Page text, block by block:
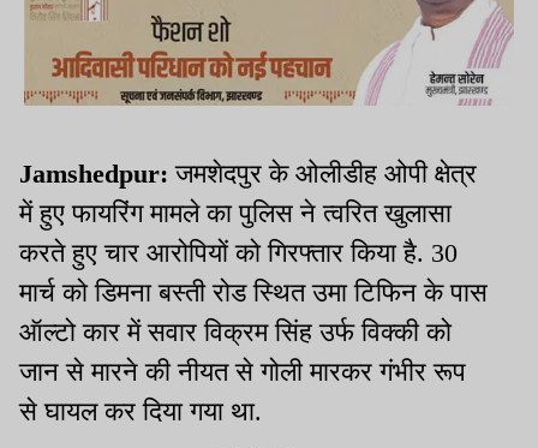
Jamshedpur:जमशेदपुर के ओलीडीह ओपी क्षेत्र
में हुए फायरिंग मामले का पुलिस ने त्वरित खुलासा
करते हुए चार आरोपियों को गिरफ्तार किया है. 30
मार्च को डिमना बस्ती रोड स्थित उमा टिफिन के पास
ऑल्टो कार में सवार विक्रम सिंह उर्फ विक्की को
जान से मारने की नीयत से गोली मारकर गंभीर रूप
से घायल कर दिया गया था.